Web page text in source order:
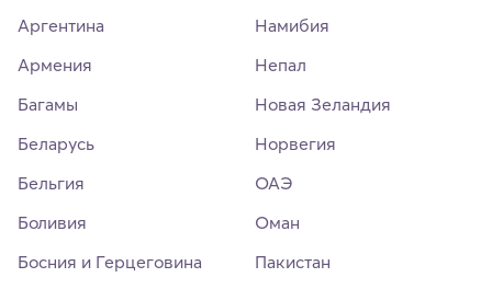
Аргентина
Армения
Багамы
Беларусь
Бельгия
Боливия
Босния и Герцеговина
Намибия
Непал
Новая Зеландия
Норвегия
ОАЭ
Оман
Пакистан